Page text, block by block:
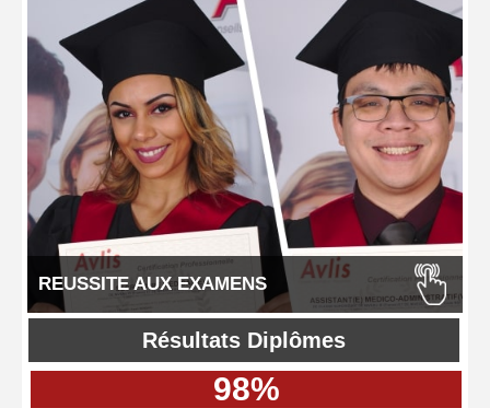
REUSSITE AUX EXAMENS
Résultats Diplômes
98%